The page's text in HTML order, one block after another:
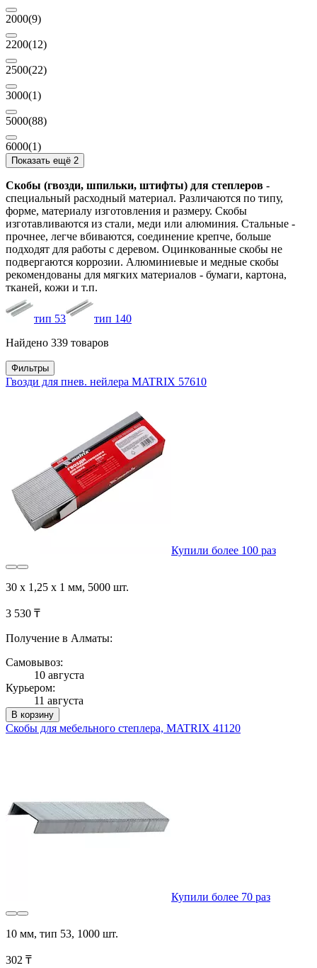
2000(9)
2200(12)
2500(22)
3000(1)
5000(88)
6000(1)
Показать ещё 2
Скобы (гвозди, шпильки, штифты) для степлеров -
специальный расходный материал. Различаются по типу,
форме, материалу изготовления и размеру. Скобы
изготавливаются из стали, меди или алюминия. Стальные -
прочнее, легче вбиваются, соединение крепче, больше
подходят для работы с деревом. Оцинкованные скобы не
подвергаются коррозии. Алюминиевые и медные скобы
рекомендованы для мягких материалов - бумаги, картона,
тканей, кожи и т.п.
тип 53
тип 140
Найдено 339 товаров
Фильтры
Гвозди для пнев. нейлера MATRIX 57610
Купили более 100 раз
30 х 1,25 х 1 мм, 5000 шт.
3 530 ₸
Получение в Алматы:
Самовывоз:
10 августа
Курьером:
11 августа
В корзину
Скобы для мебельного степлера, MATRIX 41120
Купили более 70 раз
10 мм, тип 53, 1000 шт.
302 ₸